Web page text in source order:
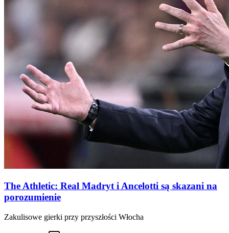
The Athletic: Real Madryt i Ancelotti są skazani na
porozumienie
Zakulisowe gierki przy przyszłości Włocha